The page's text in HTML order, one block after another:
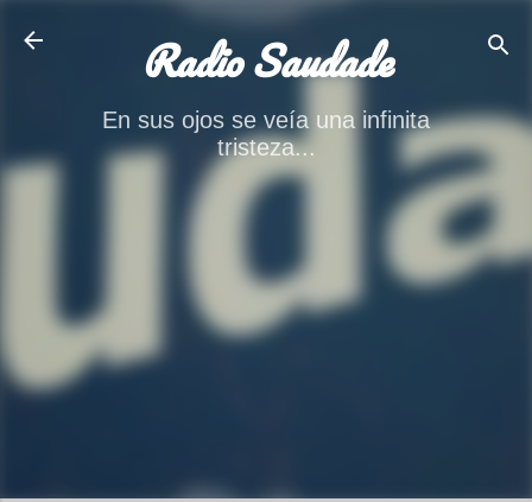
Radio Saudade
En sus ojos se veía una infinita
tristeza...